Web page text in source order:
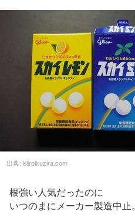
出典: kiiroikuzira.com
根強い人気だったのに
いつのまにメーカー製造中止。